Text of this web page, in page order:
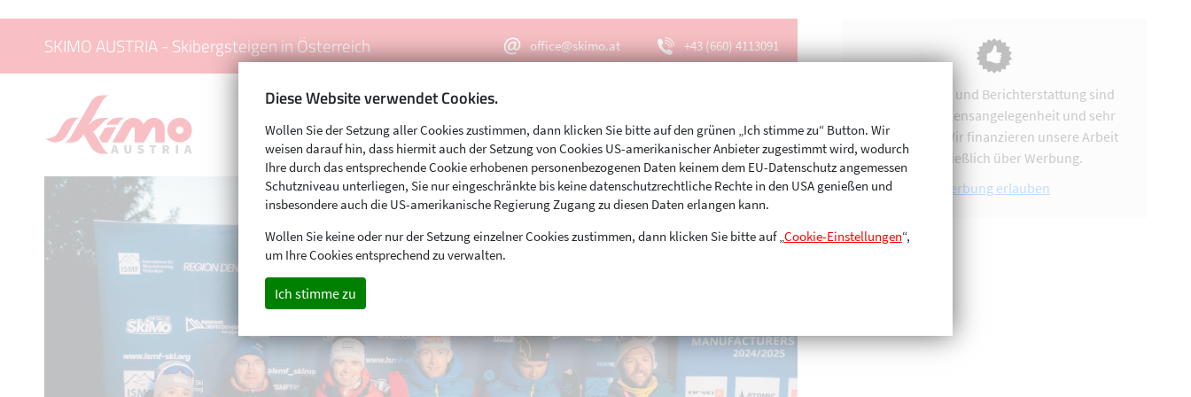
SKIMO AUSTRIA - Skibergsteigen in Österreich office@skimo.at +43 (660) 4113091
Menu
Vereinsarbeit und Berichterstattung sind
uns eine Herzensangelegenheit und sehr
zeitintensiv. Wir finanzieren unsere Arbeit
ausschließlich über Werbung.
Werbung erlauben
Diese Website verwendet Cookies.
Wollen Sie der Setzung aller Cookies zustimmen, dann klicken Sie bitte auf den grünen „Ich stimme zu“ Button. Wir
weisen darauf hin, dass hiermit auch der Setzung von Cookies US-amerikanischer Anbieter zugestimmt wird, wodurch
Ihre durch das entsprechende Cookie erhobenen personenbezogenen Daten keinem dem EU-Datenschutz angemessen
Schutzniveau unterliegen, Sie nur eingeschränkte bis keine datenschutzrechtliche Rechte in den USA genießen und
insbesondere auch die US-amerikanische Regierung Zugang zu diesen Daten erlangen kann.
Wollen Sie keine oder nur der Setzung einzelner Cookies zustimmen, dann klicken Sie bitte auf „Cookie-Einstellungen“,
um Ihre Cookies entsprechend zu verwalten.
Ich stimme zu